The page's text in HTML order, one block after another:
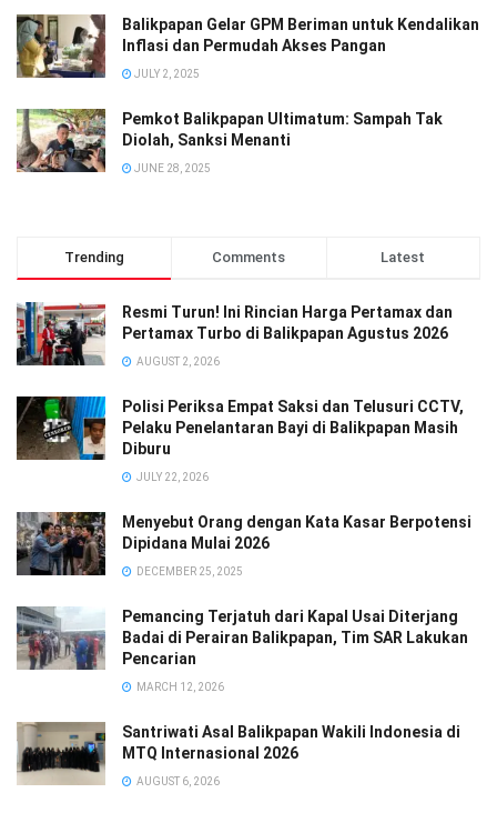
Balikpapan Gelar GPM Beriman untuk Kendalikan
Inflasi dan Permudah Akses Pangan
JULY 2, 2025
Pemkot Balikpapan Ultimatum: Sampah Tak
Diolah, Sanksi Menanti
JUNE 28, 2025
Trending Comments Latest
Resmi Turun! Ini Rincian Harga Pertamax dan
Pertamax Turbo di Balikpapan Agustus 2026
AUGUST 2, 2026
Polisi Periksa Empat Saksi dan Telusuri CCTV,
Pelaku Penelantaran Bayi di Balikpapan Masih
Diburu
JULY 22, 2026
Menyebut Orang dengan Kata Kasar Berpotensi
Dipidana Mulai 2026
DECEMBER 25, 2025
Pemancing Terjatuh dari Kapal Usai Diterjang
Badai di Perairan Balikpapan, Tim SAR Lakukan
Pencarian
MARCH 12, 2026
Santriwati Asal Balikpapan Wakili Indonesia di
MTQ Internasional 2026
AUGUST 6, 2026